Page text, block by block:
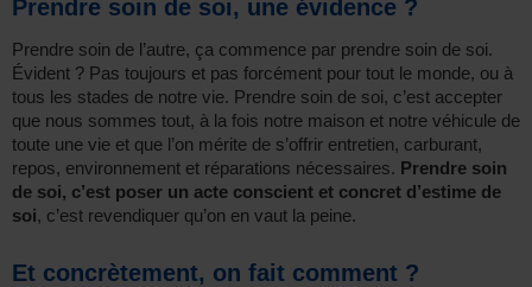
Prendre soin de soi, une évidence ?
Prendre soin de l’autre, ça commence par prendre soin de soi.
Évident ? Pas toujours et pas forcément pour tout le monde, ou à
tous les stades de notre vie. Prendre soin de soi, c’est accepter
que nous sommes tout, à la fois notre maison et notre véhicule de
toute une vie et que l’on mérite de s’offrir entretien, carburant,
repos, environnement et réparations nécessaires. Prendre soin
de soi, c’est poser un acte conscient et concret d’estime de
soi, c’est revendiquer qu’on en vaut la peine.
Et concrètement, on fait comment ?